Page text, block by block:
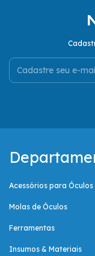
Acessórios para Óculos
Molas de Óculos
Ferramentas
Insumos & Materiais